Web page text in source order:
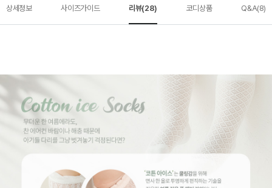
상세정보 사이즈가이드 리뷰(28) 코디상품 Q&A(8)